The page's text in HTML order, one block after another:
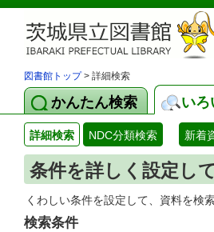
図書館トップ> 詳細検索
かんたん検索 いろ
詳細検索 NDC分類検索 新着
条件を詳しく設定し
くわしい条件を設定して、資料を検
検索条件